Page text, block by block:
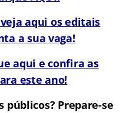
veja aqui os editais
a sua vaga!
aqui e confira as
este ano!
públicos? Prepare-se